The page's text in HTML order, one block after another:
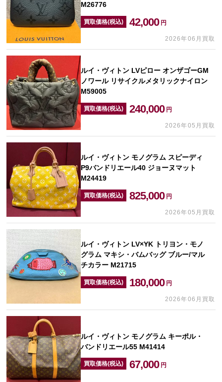
M26776
買取価格(税込) 42,000 円
2026年06月買取
ルイ・ヴィトン LVピロー オンザゴーGM
ノワール リサイクルメタリックナイロン
M59005
買取価格(税込) 240,000 円
2026年05月買取
ルイ・ヴィトン モノグラム スピーディ
P9バンドリエール40 ジョーヌマット
M24419
買取価格(税込) 825,000 円
2026年05月買取
ルイ・ヴィトン LV×YK トリヨン・モノ
グラム マキシ・バムバッグ ブルー/マル
チカラー M21715
買取価格(税込) 180,000 円
2026年06月買取
ルイ・ヴィトン モノグラム キーポル・
バンドリエール55 M41414
買取価格(税込) 67,000 円